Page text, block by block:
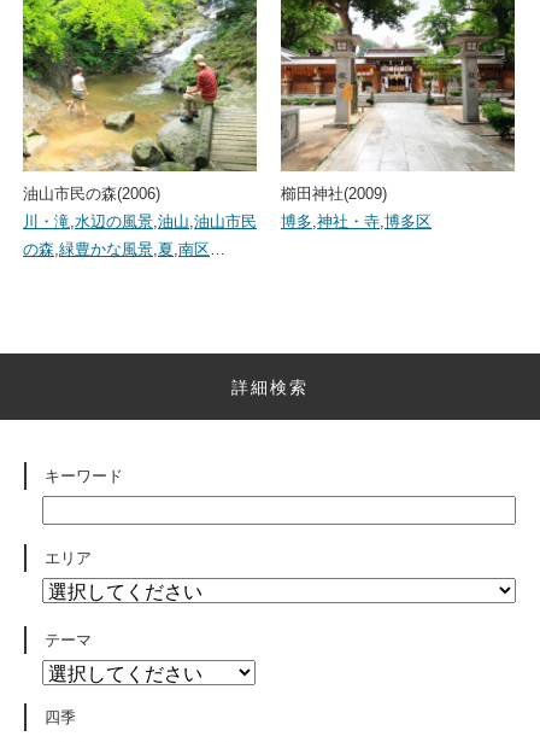
油山市民の森(2006)
川・滝,水辺の風景,油山,油山市民
の森,緑豊かな風景,夏,南区…
櫛田神社(2009)
博多,神社・寺,博多区
詳細検索
キーワード
エリア
テーマ
四季